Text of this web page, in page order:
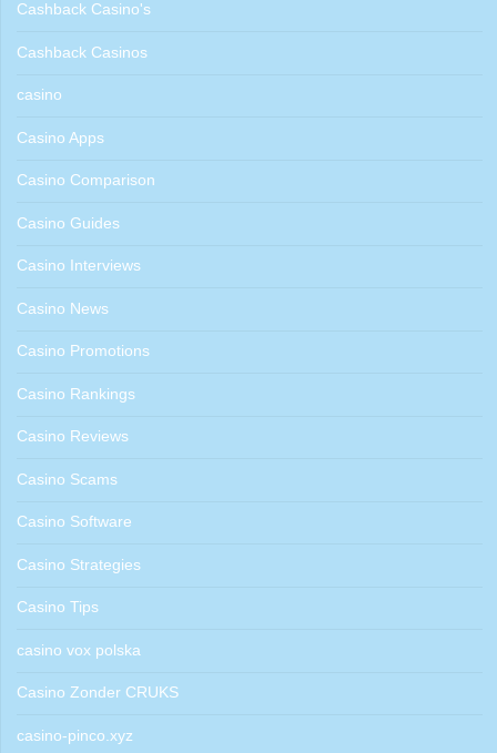
Cashback Casino's
Cashback Casinos
casino
Casino Apps
Casino Comparison
Casino Guides
Casino Interviews
Casino News
Casino Promotions
Casino Rankings
Casino Reviews
Casino Scams
Casino Software
Casino Strategies
Casino Tips
casino vox polska
Casino Zonder CRUKS
casino-pinco.xyz